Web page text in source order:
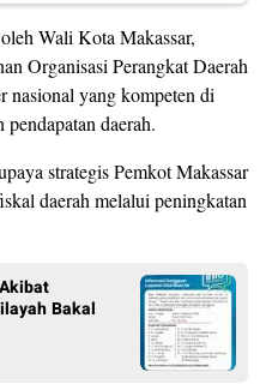
Wali Kota Makassar,
Organisasi Perangkat Daerah
nasional yang kompeten di
daerah.
strategis Pemkot Makassar
daerah melalui peningkatan
Bakal